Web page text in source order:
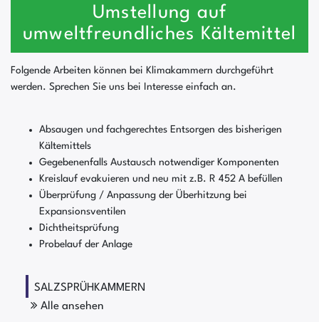
Umstellung auf
umweltfreundliches Kältemittel
Folgende Arbeiten können bei Klimakammern durchgeführt
werden. Sprechen Sie uns bei Interesse einfach an.
Absaugen und fachgerechtes Entsorgen des bisherigen
Kältemittels
Gegebenenfalls Austausch notwendiger Komponenten
Kreislauf evakuieren und neu mit z.B. R 452 A befüllen
Überprüfung / Anpassung der Überhitzung bei
Expansionsventilen
Dichtheitsprüfung
Probelauf der Anlage
SALZSPRÜHKAMMERN
Alle ansehen